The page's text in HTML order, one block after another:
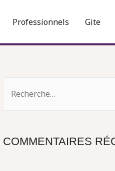
Professionnels Gite
e
COMMENTAIRES